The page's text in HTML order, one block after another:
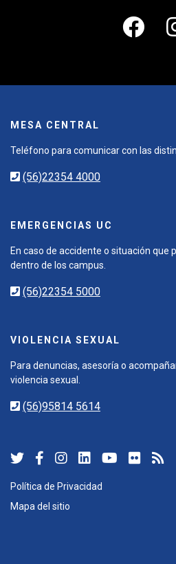
MESA CENTRAL
Teléfono para comunicar con las
(56)22354 4000
EMERGENCIAS UC
En caso de accidente o situación que
dentro de los campus.
(56)22354 5000
VIOLENCIA SEXUAL
Para denuncias, asesoría o
violencia sexual.
(56)95814 5614
Política de Privacidad
Mapa del sitio